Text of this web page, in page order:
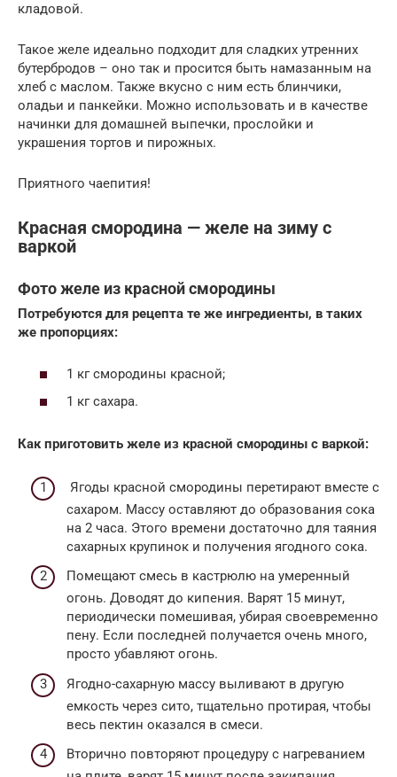
кладовой.
Такое желе идеально подходит для сладких утренних
бутербродов – оно так и просится быть намазанным на
хлеб с маслом. Также вкусно с ним есть блинчики,
оладьи и панкейки. Можно использовать и в качестве
начинки для домашней выпечки, прослойки и
украшения тортов и пирожных.
Приятного чаепития!
Красная смородина — желе на зиму с
варкой
Фото желе из красной смородины
Потребуются для рецепта те же ингредиенты, в таких
же пропорциях:
1 кг смородины красной;
1 кг сахара.
Как приготовить желе из красной смородины с варкой:
Ягоды красной смородины перетирают вместе с
сахаром. Массу оставляют до образования сока
на 2 часа. Этого времени достаточно для таяния
сахарных крупинок и получения ягодного сока.
Помещают смесь в кастрюлю на умеренный
огонь. Доводят до кипения. Варят 15 минут,
периодически помешивая, убирая своевременно
пену. Если последней получается очень много,
просто убавляют огонь.
Ягодно-сахарную массу выливают в другую
емкость через сито, тщательно протирая, чтобы
весь пектин оказался в смеси.
Вторично повторяют процедуру с нагреванием